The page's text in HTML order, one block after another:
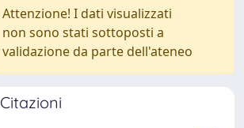
Attenzione! I dati visualizzati
non sono stati sottoposti a
validazione da parte dell'ateneo
Citazioni